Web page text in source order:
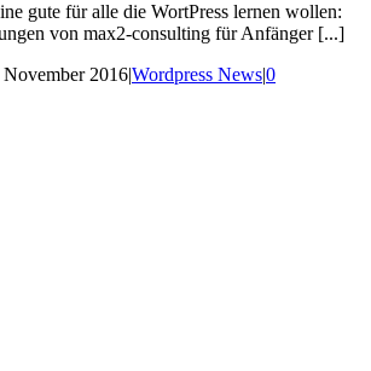
gute für alle die WortPress lernen wollen:
von max2-consulting für Anfänger [...]
November 2016|Wordpress News|0